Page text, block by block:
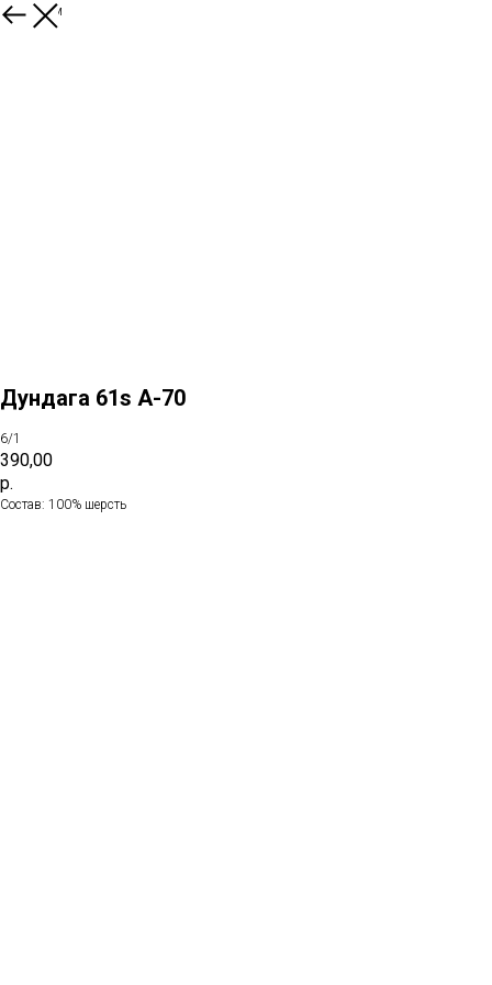
К товарам
Дундага 61s A-70
6/1
390,00
р.
Состав: 100% шерсть